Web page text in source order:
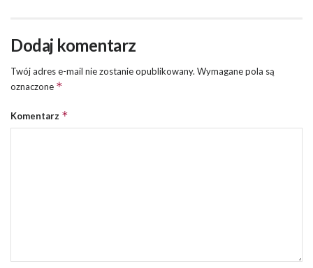
Dodaj komentarz
Twój adres e-mail nie zostanie opublikowany. Wymagane pola są
oznaczone *
Komentarz *